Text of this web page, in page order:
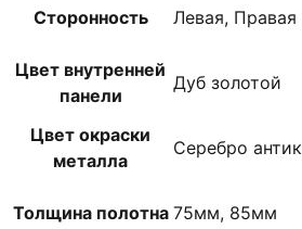
Сторонность Левая, Правая
Цвет внутренней
панели
Дуб золотой
Цвет окраски
металла
Серебро антик
Толщина полотна 75мм, 85мм